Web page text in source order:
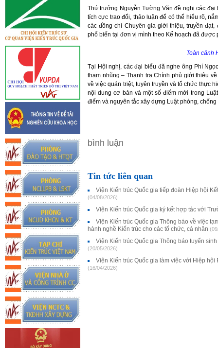
Thứ trưởng Nguyễn Tường Văn đề nghị các
tích cực trao đổi, thảo luận để có thể hiểu rõ,
các đồng chí Chuyên gia giới thiệu, truyền
phổ biến tại đơn vị mình theo Kế hoạch đã được
Toàn cảnh
Tại Hội nghị, các đại biểu đã nghe ông Phí
tham nhũng – Thanh tra Chính phủ giới thiệu
về việc quán triệt, tuyên truyền và tổ chức thực
nội dung cơ bản và một số điểm mới trong
điểm và nguyên tắc xây dựng Luật phòng,
bình luận
Tin tức liên quan
Viện Kiến trúc Quốc gia tiếp đoàn Hiệp hội
(04/08/2026)
Viện Kiến trúc Quốc gia ký kết hợp tác với
Viện Kiến trúc Quốc gia Thông báo về việc
hành nghề Kiến trúc cho các tổ chức, cá nhân
Viện Kiến trúc Quốc gia Thông báo tuyển
(20/05/2026)
Viện Kiến trúc Quốc gia làm việc với Hiệp hội
(16/04/2026)